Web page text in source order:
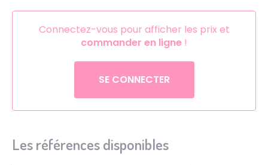
Connectez-vous pour afficher les prix et
commander en ligne !
SE CONNECTER
Les références disponibles